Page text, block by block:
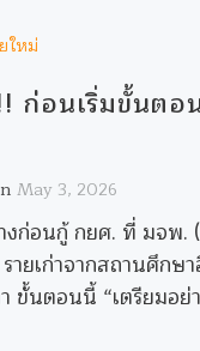
ใหม่
ก่อนเริ่มขั้นตอ
May 3, 2026
งก่อนกู้ กยศ. ที่ มจพ.
ายเก่าจากสถานศึกษ
ขั้นตอนนี้ “เตรียมอย่